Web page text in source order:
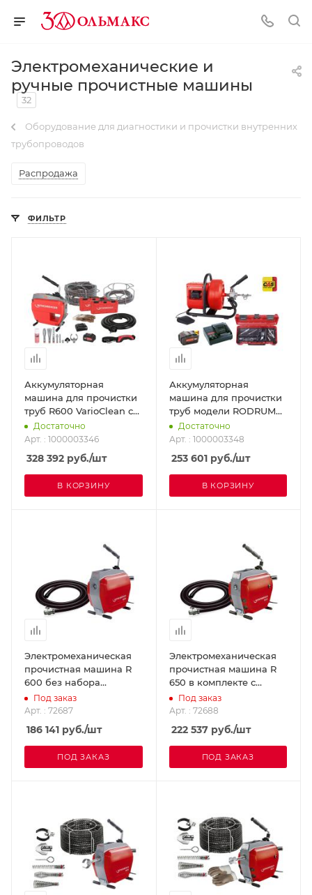
Электромеханические и
ручные прочистные машины
32
Оборудование для диагностики и прочистки внутренних
трубопроводов
Распродажа
ФИЛЬТР
Аккумуляторная
машина для прочистки
труб R600 VarioClean с
набором спиралей и
инструмента
ROTHENBERGER
1000003346
Достаточно
Арт. : 1000003346
328 392 руб./шт
В КОРЗИНУ
Аккумуляторная
машина для прочистки
труб модели RODRUM
VarioClean с набором
инструмента
ROTHENBERGER
1000003348
Достаточно
Арт. : 1000003348
253 601руб./шт
В КОРЗИНУ
Электромеханическая
прочистная машина R
600 без набора
принадлежностей и
инструмента
ROTHENBERGER 72687
Под заказ
Арт. : 72687
186 141 руб./шт
ПОД ЗАКАЗ
Электромеханическая
прочистная машина R
650 в комплекте с
виброгасящим шлангом
ROTHENBERGER 72688
Под заказ
Арт. : 72688
222 537руб./шт
ПОД ЗАКАЗ